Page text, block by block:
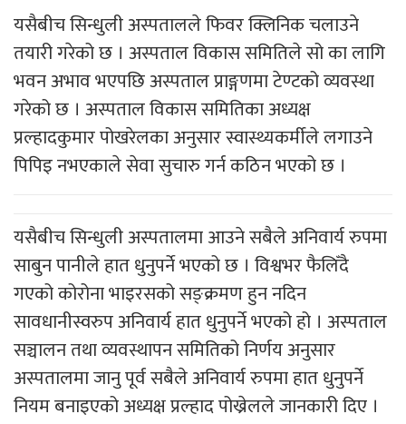
यसैबीच सिन्धुली अस्पतालले फिवर क्लिनिक चलाउने
तयारी गरेको छ । अस्पताल विकास समितिले सो का लागि
भवन अभाव भएपछि अस्पताल प्राङ्गणमा टेण्टको व्यवस्था
गरेको छ । अस्पताल विकास समितिका अध्यक्ष
प्रल्हादकुमार पोखरेलका अनुसार स्वास्थ्यकर्मीले लगाउने
पिपिइ नभएकाले सेवा सुचारु गर्न कठिन भएको छ ।
यसैबीच सिन्धुली अस्पतालमा आउने सबैले अनिवार्य रुपमा
साबुन पानीले हात धुनुपर्ने भएको छ । विश्वभर फैलिँदै
गएको कोरोना भाइरसको सङ्क्रमण हुन नदिन
सावधानीस्वरुप अनिवार्य हात धुनुपर्ने भएको हो । अस्पताल
सञ्चालन तथा व्यवस्थापन समितिको निर्णय अनुसार
अस्पतालमा जानु पूर्व सबैले अनिवार्य रुपमा हात धुनुपर्ने
नियम बनाइएको अध्यक्ष प्रल्हाद पोख्रेलले जानकारी दिए ।